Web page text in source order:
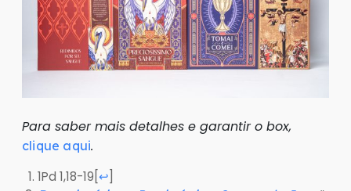
Para saber mais detalhes e garantir o box,
clique aqui.
1Pd 1,18-19[↩]